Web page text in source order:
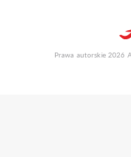
Prawa autorskie 2026